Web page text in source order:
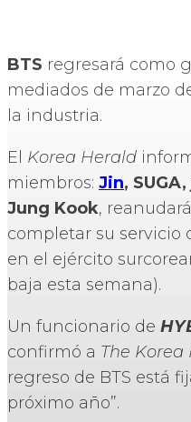
BTS regresará como
mediados de marzo
la industria.
El Korea Herald
miembros: Jin,
Jung Kook,
completar su servicio
en el ejército
baja esta semana).
Un funcionario de
confirmó a The Korea
regreso de BTS está
próximo año”.